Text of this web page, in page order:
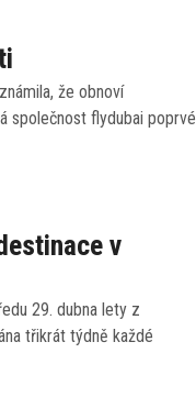
že obnoví
společnost flydubai poprvé
v
29. dubna lety z
třikrát týdně každé